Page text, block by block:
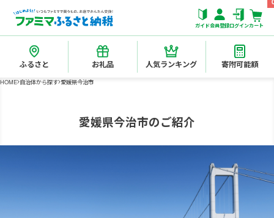
ガイド会員登録ログインカート
ふるさと お礼品 人気ランキング 寄附可能額
HOME 自治体から探す 愛媛県今治市
愛媛県今治市のご紹介